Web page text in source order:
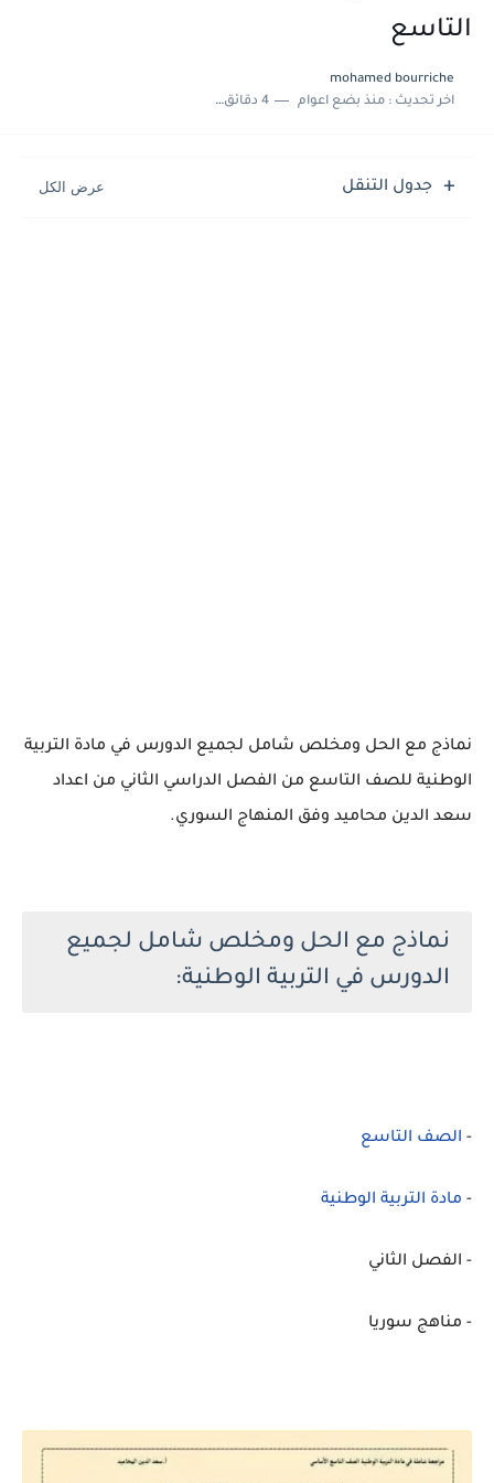
التاسع
mohamed bourriche
اخر تحديث :منذ بضع اعوام 4 دقائق للقراءة
جدول التنقل
نماذج مع الحل ومخلص شامل لجميع الدورس في مادة التربية
الوطنية للصف التاسع من الفصل الدراسي الثاني من اعداد
سعد الدين محاميد وفق المنهاج السوري.
نماذج مع الحل ومخلص شامل لجميع
الدورس في التربية الوطنية:
- الصف التاسع
- مادة التربية الوطنية
- الفصل الثاني
- مناهج سوريا